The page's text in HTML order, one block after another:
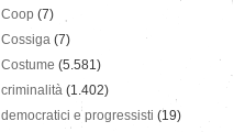
Coop (7)
Cossiga (7)
Costume (5.581)
criminalità (1.402)
democratici e progressisti (19)